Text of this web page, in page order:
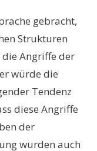
gebracht,
Strukturen
Angriffe der
würde die
Tendenz
diese Angriffe
der
wurden auch